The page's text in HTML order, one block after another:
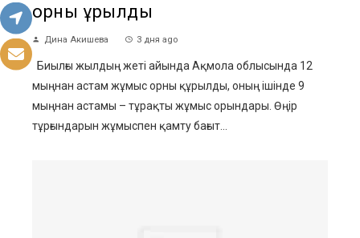
орны құрылды
Дина Акишева 3 дня ago
Биылғы жылдың жеті айында Ақмола облысында 12
мыңнан астам жұмыс орны құрылды, оның ішінде 9
мыңнан астамы – тұрақты жұмыс орындары. Өңір
тұрғындарын жұмыспен қамту бағыт...